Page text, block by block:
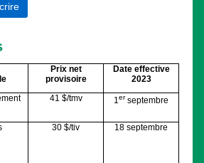
Prix net
provisoire
Date effective
2023
41 $/tmv 1er septembre
30 $/tiv 18 septembre